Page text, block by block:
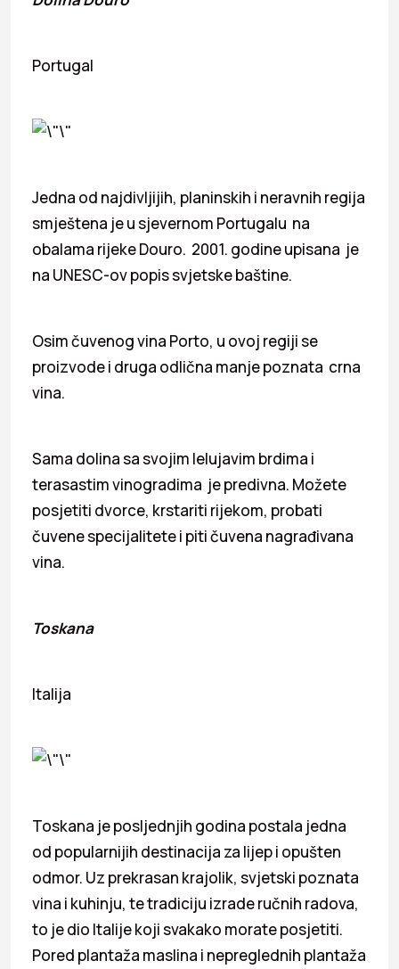
Portugal
Jedna od najdivljijih, planinskih i neravnih regija
smještena je u sjevernom Portugalu na
obalama rijeke Douro. 2001. godine upisana je
na UNESC-ov popis svjetske baštine.
Osim čuvenog vina Porto, u ovoj regiji se
proizvode i druga odlična manje poznata crna
vina.
Sama dolina sa svojim lelujavim brdima i
terasastim vinogradima je predivna. Možete
posjetiti dvorce, krstariti rijekom, probati
čuvene specijalitete i piti čuvena nagrađivana
vina.
Toskana
Italija
Toskana je posljednjih godina postala jedna
od popularnijih destinacija za lijep i opušten
odmor. Uz prekrasan krajolik, svjetski poznata
vina i kuhinju, te tradiciju izrade ručnih radova,
to je dio Italije koji svakako morate posjetiti.
Pored plantaža maslina i nepreglednih plantaža